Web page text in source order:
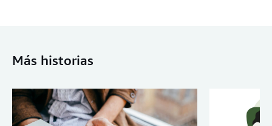
Más historias